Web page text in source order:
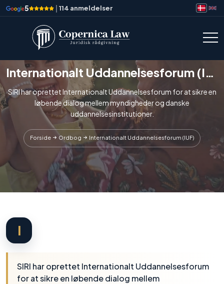
5 | 114 anmeldelser
Internationalt Uddannelsesforum (IUF)
SIRI har oprettet Internationalt Uddannelsesforum for at sikre en
løbende dialog mellem myndigheder og danske
uddannelsesinstitutioner.
Forside Ordbog Internationalt Uddannelsesforum (IUF)
I
SIRI har oprettet Internationalt Uddannelsesforum
for at sikre en løbende dialog mellem